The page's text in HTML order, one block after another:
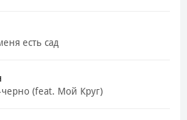
есть сад
(feat. Мой Круг)